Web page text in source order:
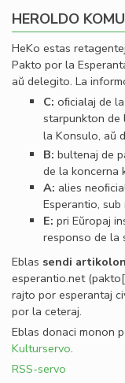
HEROLDO
HeKo estas
Pakto por la
aŭ delegito. La
C: oﬁcialaj de
starpunkton de
la Konsulo, aŭ
B: bultenaj de
de la koncerna
A: alies
Esperantio,
E: pri Eŭropaj
responso de la
Eblas sendi artikolon
esperantio.net
rajto por esperantaj
por la ceteraj.
Eblas donaci monon
Kulturservo.
RSS-servo